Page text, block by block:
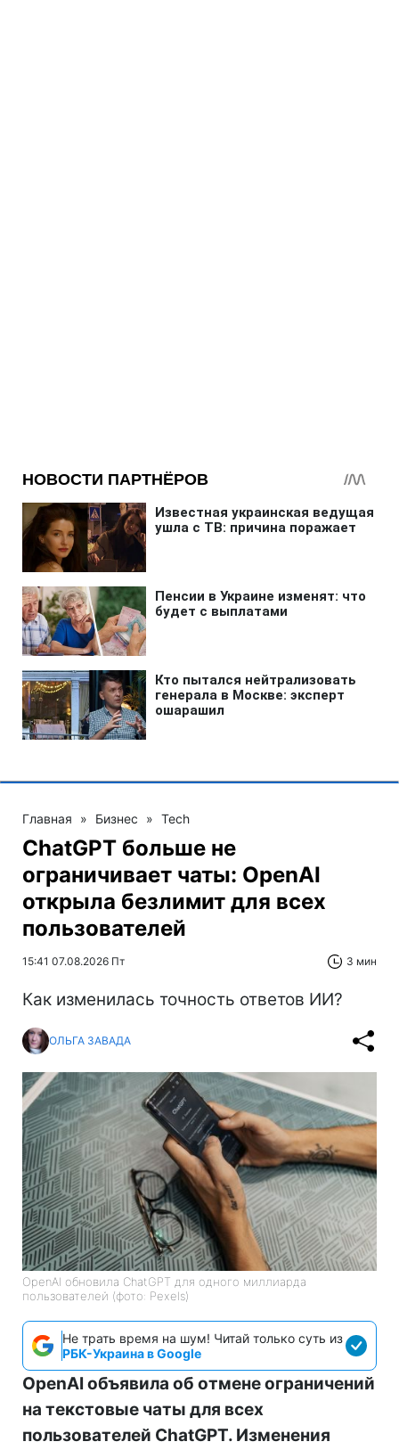
Главная » Бизнес » Tech
ChatGPT больше не
ограничивает чаты: OpenAI
открыла безлимит для всех
пользователей
15:41 07.08.2026 Пт 3 мин
Как изменилась точность ответов ИИ?
ОЛЬГА ЗАВАДА
OpenAI обновила ChatGPT для одного миллиарда
пользователей (фото: Pexels)
Не трать время на шум! Читай только суть из
РБК-Украина в Google
OpenAI объявила об отмене ограничений
на текстовые чаты для всех
пользователей ChatGPT. Изменения